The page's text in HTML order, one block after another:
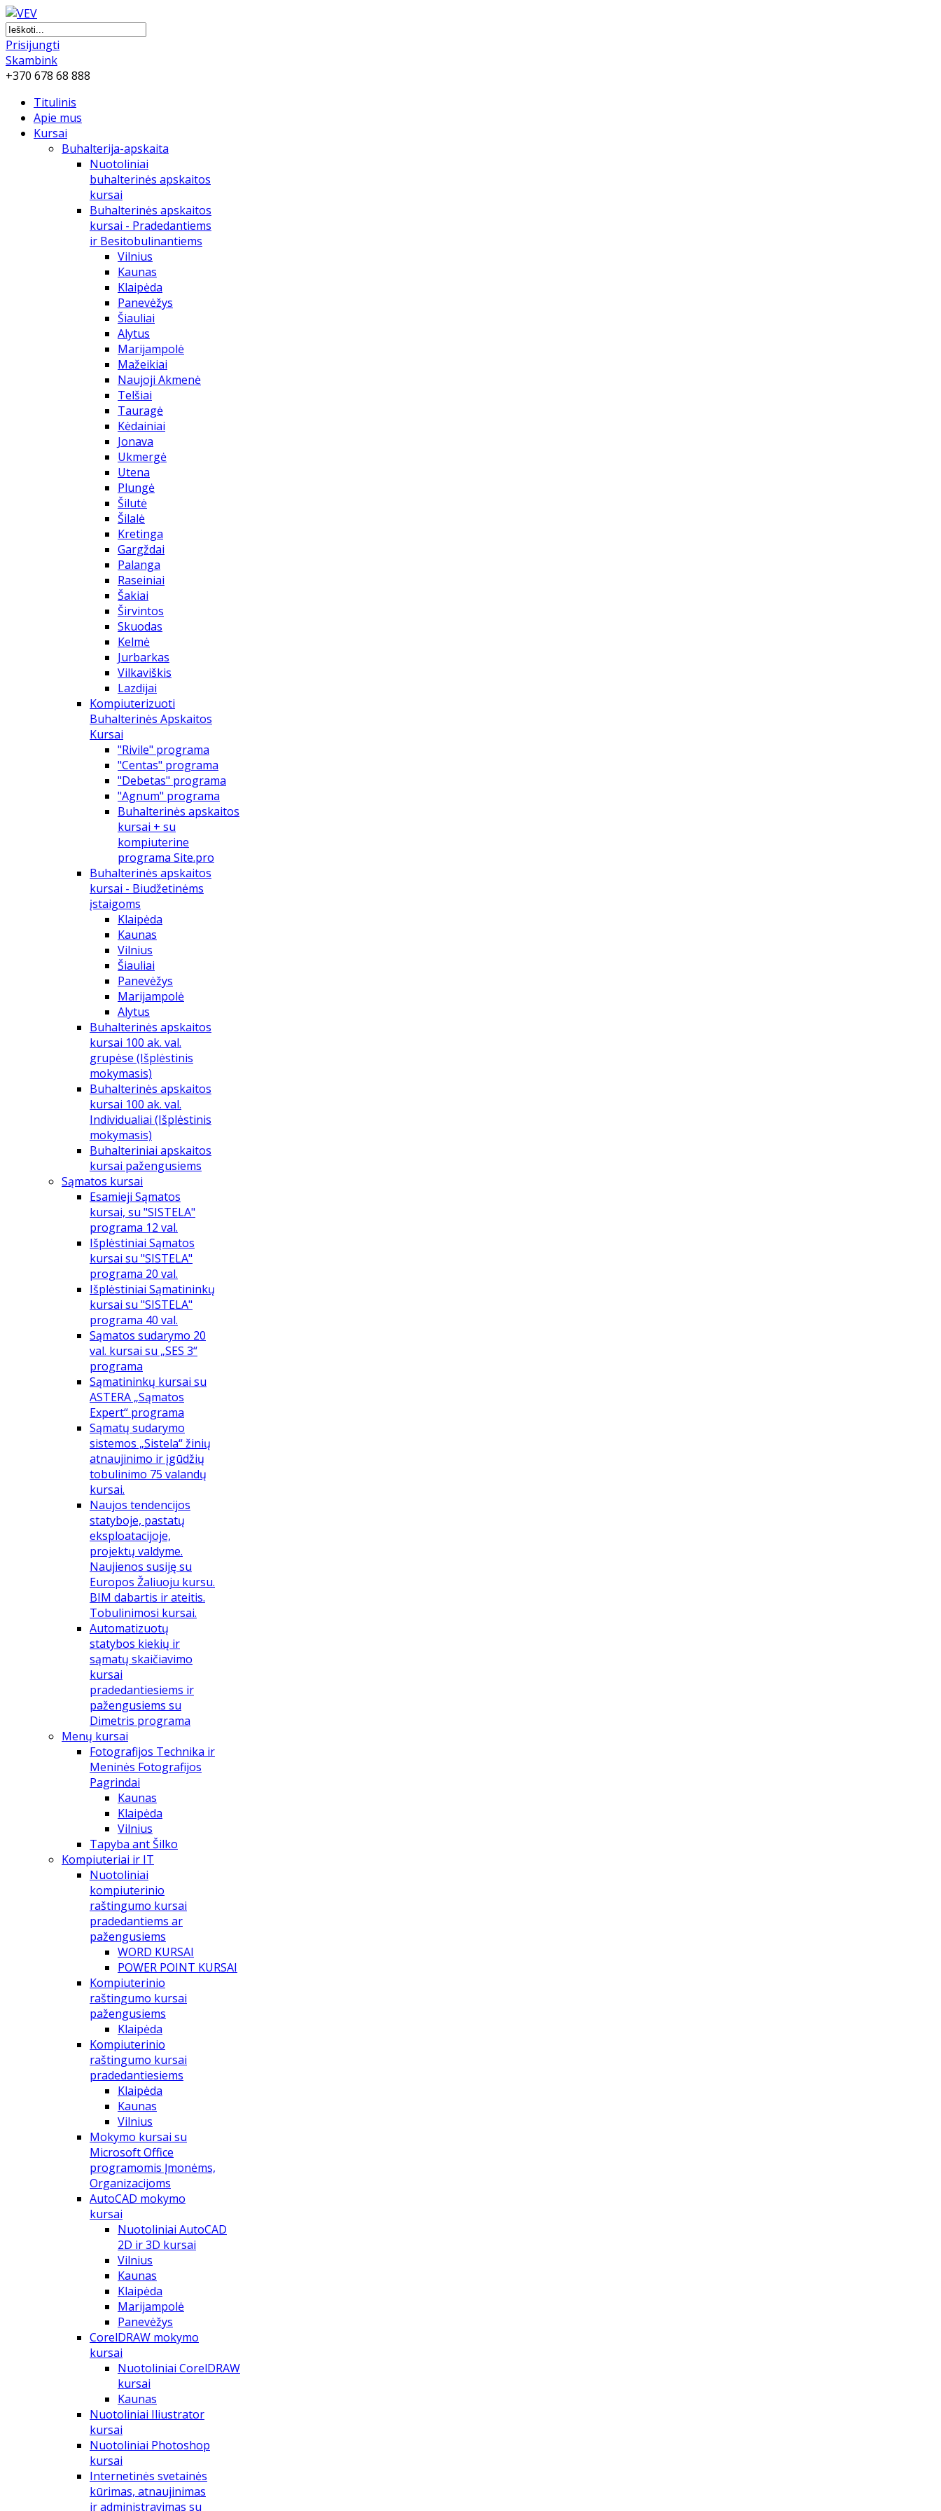
Prisijungti
Skambink
+370 678 68 888
Titulinis
Apie mus
Kursai
Buhalterija-apskaita
Nuotoliniai
buhalterinės apskaitos
kursai
Buhalterinės apskaitos
kursai - Pradedantiems
ir Besitobulinantiems
Vilnius
Kaunas
Klaipėda
Panevėžys
Šiauliai
Alytus
Marijampolė
Mažeikiai
Naujoji Akmenė
Telšiai
Tauragė
Kėdainiai
Jonava
Ukmergė
Utena
Plungė
Šilutė
Šilalė
Kretinga
Gargždai
Palanga
Raseiniai
Šakiai
Širvintos
Skuodas
Kelmė
Jurbarkas
Vilkaviškis
Lazdijai
Kompiuterizuoti
Buhalterinės Apskaitos
Kursai
"Rivile" programa
"Centas" programa
"Debetas" programa
"Agnum" programa
Buhalterinės apskaitos
kursai + su
kompiuterine
programa Site.pro
Buhalterinės apskaitos
kursai - Biudžetinėms
įstaigoms
Klaipėda
Kaunas
Vilnius
Šiauliai
Panevėžys
Marijampolė
Alytus
Buhalterinės apskaitos
kursai 100 ak. val.
grupėse (Išplėstinis
mokymasis)
Buhalterinės apskaitos
kursai 100 ak. val.
Individualiai (Išplėstinis
mokymasis)
Buhalteriniai apskaitos
kursai pažengusiems
Sąmatos kursai
Esamieji Sąmatos
kursai, su "SISTELA"
programa 12 val.
Išplėstiniai Sąmatos
kursai su "SISTELA"
programa 20 val.
Išplėstiniai Sąmatininkų
kursai su "SISTELA"
programa 40 val.
Sąmatos sudarymo 20
val. kursai su „SES 3“
programa
Sąmatininkų kursai su
ASTERA „Sąmatos
Expert“ programa
Sąmatų sudarymo
sistemos „Sistela“ žinių
atnaujinimo ir įgūdžių
tobulinimo 75 valandų
kursai.
Naujos tendencijos
statyboje, pastatų
eksploatacijoje,
projektų valdyme.
Naujienos susiję su
Europos Žaliuoju kursu.
BIM dabartis ir ateitis.
Tobulinimosi kursai.
Automatizuotų
statybos kiekių ir
sąmatų skaičiavimo
kursai
pradedantiesiems ir
pažengusiems su
Dimetris programa
Menų kursai
Fotografijos Technika ir
Meninės Fotografijos
Pagrindai
Kaunas
Klaipėda
Vilnius
Tapyba ant Šilko
Kompiuteriai ir IT
Nuotoliniai
kompiuterinio
raštingumo kursai
pradedantiems ar
pažengusiems
WORD KURSAI
POWER POINT KURSAI
Kompiuterinio
raštingumo kursai
pažengusiems
Klaipėda
Kompiuterinio
raštingumo kursai
pradedantiesiems
Klaipėda
Kaunas
Vilnius
Mokymo kursai su
Microsoft Office
programomis Įmonėms,
Organizacijoms
AutoCAD mokymo
kursai
Nuotoliniai AutoCAD
2D ir 3D kursai
Vilnius
Kaunas
Klaipėda
Marijampolė
Panevėžys
CorelDRAW mokymo
kursai
Nuotoliniai CorelDRAW
kursai
Kaunas
Nuotoliniai Iliustrator
kursai
Nuotoliniai Photoshop
kursai
Internetinės svetainės
kūrimas, atnaujinimas
ir administravimas su